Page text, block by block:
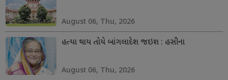
August 06, Thu, 2026
હત્યા થાય તોયે બાંગલાદેશ જઇશ : હસીના
August 06, Thu, 2026